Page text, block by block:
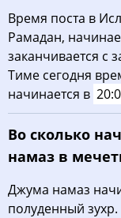
Время поста в
Рамадан,
заканчивается с
Тиме сегодня
начинается в
Во сколько
намаз в
Джума намаз
полуденный зухр.